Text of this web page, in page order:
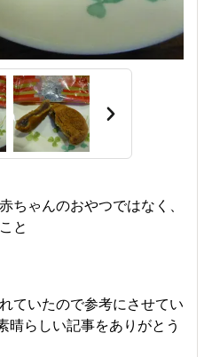
ちゃんのおやつではなく、
と
ていたので参考にさせてい
らしい記事をありがとう